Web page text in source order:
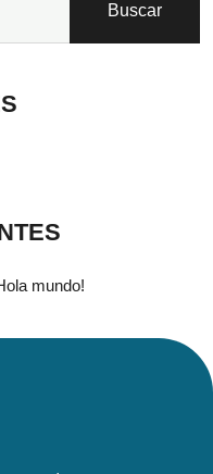
Buscar
mundo!